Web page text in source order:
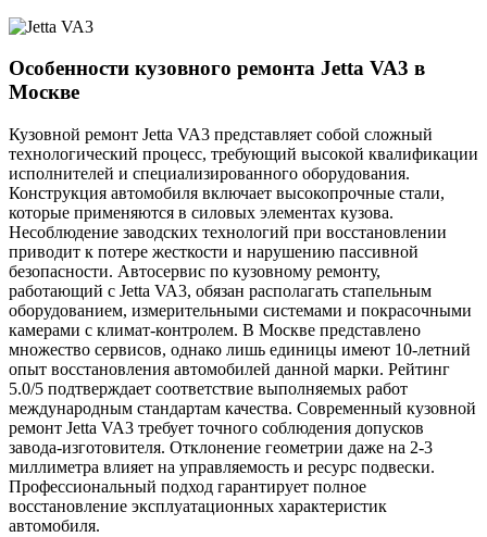
Особенности кузовного ремонта Jetta VA3 в
Москве
Кузовной ремонт Jetta VA3 представляет собой сложный
технологический процесс, требующий высокой квалификации
исполнителей и специализированного оборудования.
Конструкция автомобиля включает высокопрочные стали,
которые применяются в силовых элементах кузова.
Несоблюдение заводских технологий при восстановлении
приводит к потере жесткости и нарушению пассивной
безопасности. Автосервис по кузовному ремонту,
работающий с Jetta VA3, обязан располагать стапельным
оборудованием, измерительными системами и покрасочными
камерами с климат-контролем. В Москве представлено
множество сервисов, однако лишь единицы имеют 10-летний
опыт восстановления автомобилей данной марки. Рейтинг
5.0/5 подтверждает соответствие выполняемых работ
международным стандартам качества. Современный кузовной
ремонт Jetta VA3 требует точного соблюдения допусков
завода-изготовителя. Отклонение геометрии даже на 2-3
миллиметра влияет на управляемость и ресурс подвески.
Профессиональный подход гарантирует полное
восстановление эксплуатационных характеристик
автомобиля.